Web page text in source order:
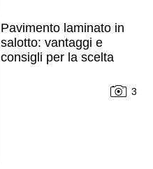
Pavimento laminato in
salotto: vantaggi e
consigli per la scelta
3